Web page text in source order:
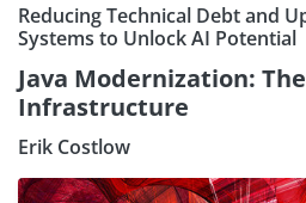
Reducing Technical Debt and
Systems to Unlock AI Potential
Java Modernization:
Infrastructure
Erik Costlow